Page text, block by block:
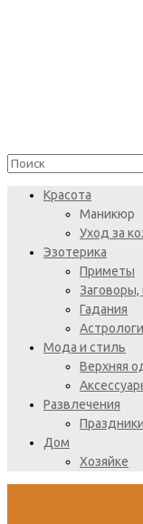
Красота
Маникюр
Уход за
Эзотерика
Приметы
Гадания
Мода и стиль
Верхняя
Развлечения
Праздники
Дом
Хозяйке